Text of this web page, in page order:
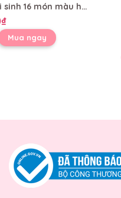
Combo đi sinh 16 món màu hồng phối be in thêu họa tiết
Mua ngay